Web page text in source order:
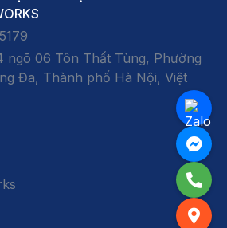
ngõ 06 Tôn Thất Tùng, Phường
Đa, Thành phố Hà Nội, Việt